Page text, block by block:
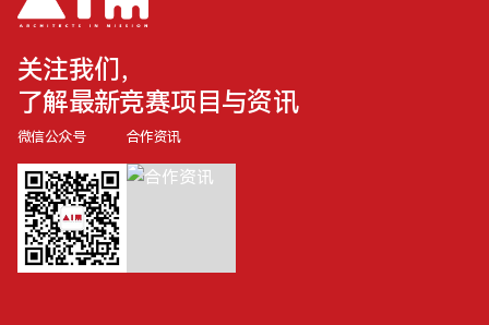
关注我们，
了解最新竞赛项目与资讯
微信公众号 合作资讯